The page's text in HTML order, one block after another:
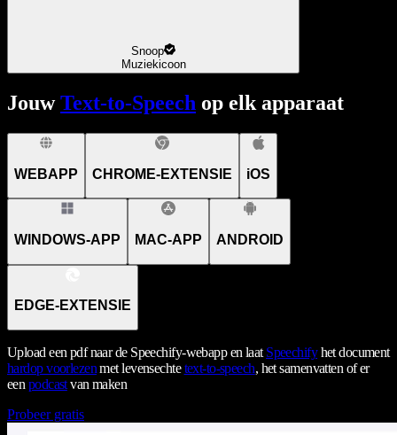
Snoop
Muziekicoon
JouwText-to-Speech op elk apparaat
WEBAPP CHROME-EXTENSIE iOS
WINDOWS-APP MAC-APP ANDROID
EDGE-EXTENSIE
Upload een pdf naar de Speechify-webapp en laat Speechifyhet document
hardop voorlezenmet levensechtetext-to-speech, het samenvatten of er
een podcastvan maken
Probeer gratis